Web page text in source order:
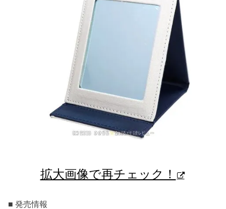
拡大画像で再チェック！
■ 発売情報